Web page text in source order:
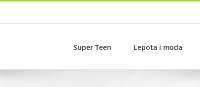
Super Teen Lepota i moda